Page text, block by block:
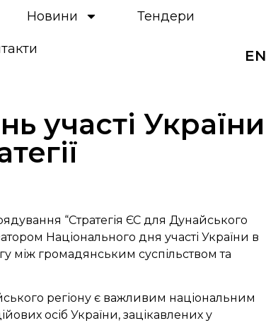
Новини Тендери
EN
участі України
“Стратегія ЄС для Дунайського
Національного дня участі України в
між громадянським суспільством та
регіону є важливим національним
осіб України, зацікавлених у